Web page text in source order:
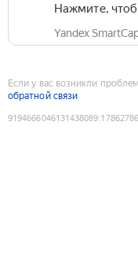
Нажмите,
Yandex
Если у вас возникли
обратной связи
9194666046131438089: